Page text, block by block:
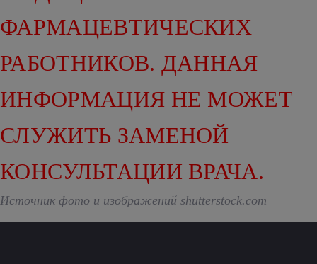
ФАРМАЦЕВТИЧЕСКИХ
РАБОТНИКОВ. ДАННАЯ
ИНФОРМАЦИЯ НЕ МОЖЕТ
СЛУЖИТЬ ЗАМЕНОЙ
КОНСУЛЬТАЦИИ ВРАЧА.
Источник фото и изображений shutterstock.com